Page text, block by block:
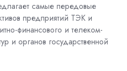
самые передовые
предприятий ТЭК и
финансового и телеком-
и органов государственной